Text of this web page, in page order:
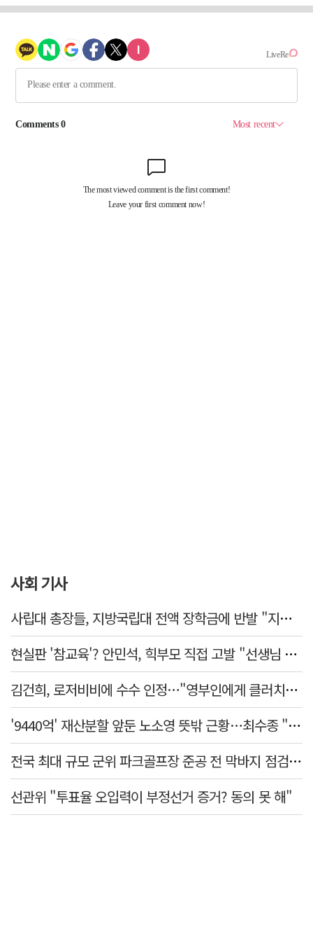
사회 기사
사립대 총장들, 지방국립대 전액 장학금에 반발 "지역 사립대도 동등 지원해야"
현실판 '참교육'? 안민석, 힉부모 직접 고발 "선생님 협박 용납 못 해"
김건희, 로저비비에 수수 인정…"영부인에게 클러치백 필수품"
'9440억' 재산분할 앞둔 노소영 뜻밖 근황…최수종 "귀한 발걸음 감사"
전국 최대 규모 군위 파크골프장 준공 전 막바지 점검…공정률 85%
선관위 "투표율 오입력이 부정선거 증거? 동의 못 해"